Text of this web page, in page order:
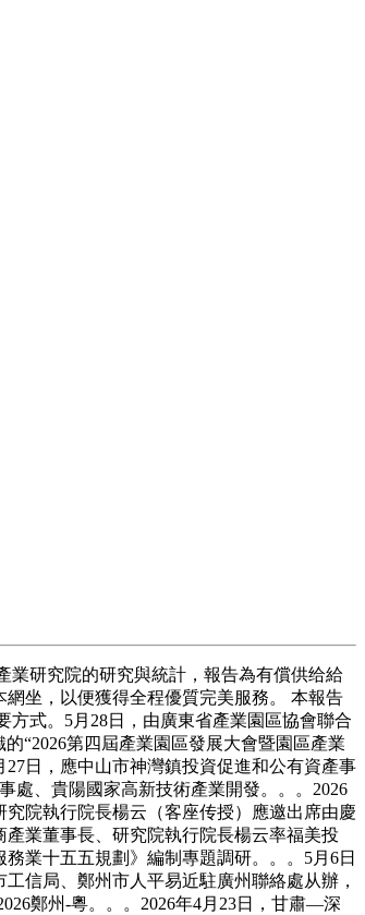
研究院的研究與統計，報告為有償供给給
坐，以便獲得全程優質完美服務。 本報告
式。5月28日，由廣東省產業園區協會聯合
“2026第四屆產業園區發展大會暨園區產業
日，應中山市神灣鎮投資促進和公有資產事
處、貴陽國家高新技術產業開發。。。2026
院執行院長楊云（客座传授）應邀出席由慶
業董事長、研究院執行院長楊云率福美投
業十五五規劃》編制專題調研。。。5月6日
信局、鄭州市人平易近駐廣州聯絡處从辦，
鄭州-粵。。。2026年4月23日，甘肅—深